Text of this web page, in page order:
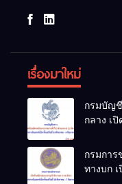
เรื่องมาใหม่
กรมบัญชี
กลาง เปิ
ราชการ
กรมการ
ทางบก เ